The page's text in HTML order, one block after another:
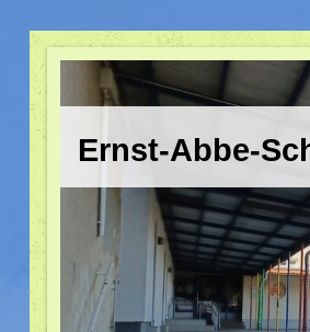
Ernst-Abbe-